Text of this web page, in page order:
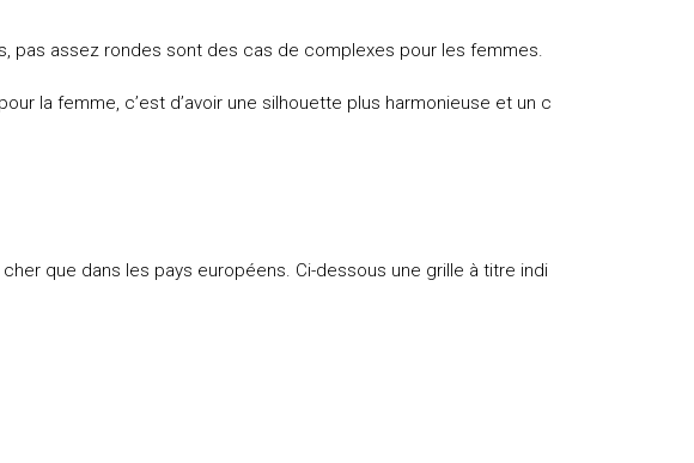
pas assez rondes sont des cas de complexes pour les femmes.
la femme, c’est d’avoir une silhouette plus harmonieuse et un c
que dans les pays européens. Ci-dessous une grille à titre indi